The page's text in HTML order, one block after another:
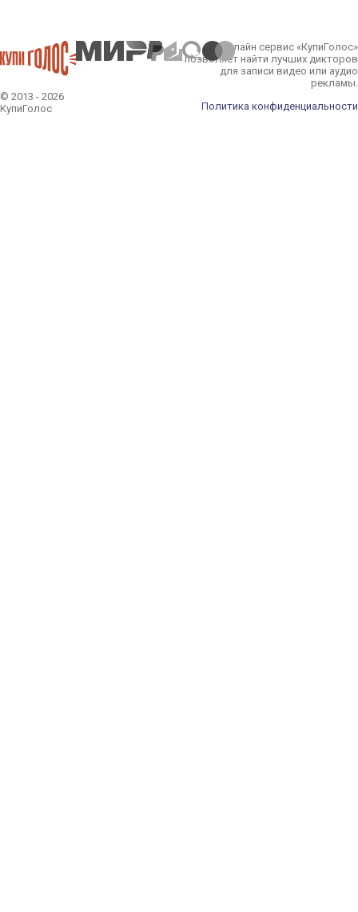
© 2013 - 2026
КупиГолос
Онлайн сервис «КупиГолос»
позволяет найти лучших дикторов
для записи видео или аудио
рекламы.
Политика конфиденциальности